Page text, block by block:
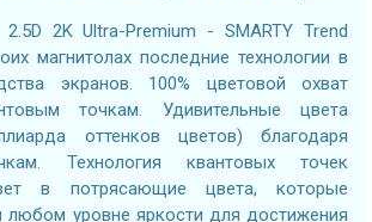
2K Ultra-Premium - SMARTY Trend
магнитолах последние технологии в
экранов. 100% цветовой охват
точкам. Удивительные цвета
оттенков цветов) благодаря
Технология квантовых точек
в потрясающие цвета, которые
любом уровне яркости для достижения